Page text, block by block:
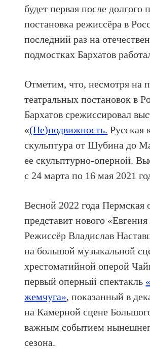
будет первая после долгого
постановка режиссёра в
последний раз на
подмостках Бархатов
Отметим, что, несмотря на
театральных постановок в
Бархатов срежиссировал
«(Не)подвижность. Русская
скульптура от Шубина до
ее скульптурно-оперной.
с 24 марта по 16 мая 2021
Весной 2022 года Пермская
представит нового
Режиссёр Владислав
на большой музыкальной
хрестоматийной оперой
первый оперный спектакль
жемчуга», показанный в
на Камерной сцене
важным событием
сезона.